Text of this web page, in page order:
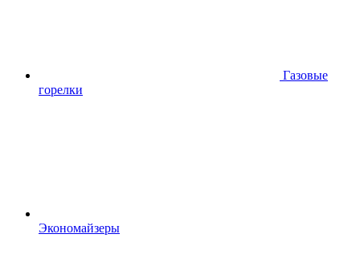
Газовые
горелки
Экономайзеры